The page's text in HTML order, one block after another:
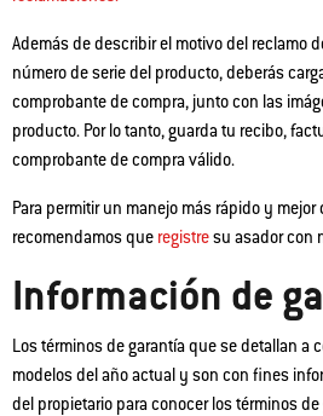
Además de describir el motivo del reclamo
número de serie del producto, deberás
comprobante de compra, junto con las
producto. Por lo tanto, guarda tu recibo,
comprobante de compra válido.
Para permitir un manejo más rápido y mejor
recomendamos que registresu asador con
Información de
Los términos de garantía que se detallan a
modelos del año actual y son con fines
del propietario para conocer los términos